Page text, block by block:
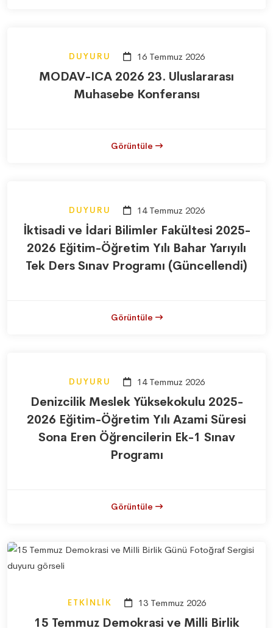
DUYURU 16 Temmuz 2026
MODAV-ICA 2026 23. Uluslararası
Muhasebe Konferansı
Görüntüle
DUYURU 14 Temmuz 2026
İktisadi ve İdari Bilimler Fakültesi 2025-
2026 Eğitim-Öğretim Yılı Bahar Yarıyılı
Tek Ders Sınav Programı (Güncellendi)
Görüntüle
DUYURU 14 Temmuz 2026
Denizcilik Meslek Yüksekokulu 2025-
2026 Eğitim-Öğretim Yılı Azami Süresi
Sona Eren Öğrencilerin Ek-1 Sınav
Programı
Görüntüle
ETKINLIK 13 Temmuz 2026
15 Temmuz Demokrasi ve Milli Birlik